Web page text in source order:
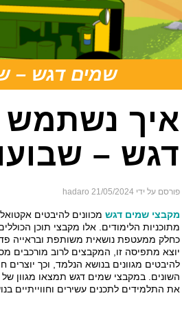
שמים דגש –
איך
דגש –
פורסם על ידי hadaro 21/05/2024
מקבצי שמים דגש מכוונים להיבטים
מתוכניות הלימודים. אלו מקבצי תוכן
כחלק ממעטפת נושאית משותפת ובראייה
יוצא מתפיסה זו, המקבצים לרוב מורכבים
להיבטים מגוונים בנושא הנלמד, וכך יוצרים
השונים. במקבצי שמים דגש תמצאו מגוון של
את התלמידים לתכנים עשירים וחווייתיים